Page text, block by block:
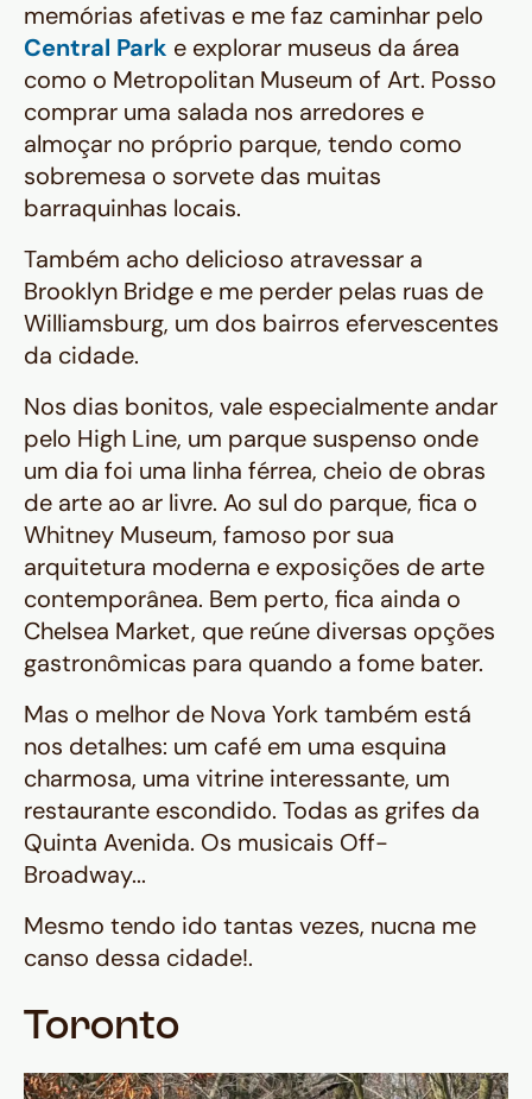
memórias afetivas e me faz caminhar pelo
Central Park e explorar museus da área
como o Metropolitan Museum of Art. Posso
comprar uma salada nos arredores e
almoçar no próprio parque, tendo como
sobremesa o sorvete das muitas
barraquinhas locais.
Também acho delicioso atravessar a
Brooklyn Bridge e me perder pelas ruas de
Williamsburg, um dos bairros efervescentes
da cidade.
Nos dias bonitos, vale especialmente andar
pelo High Line, um parque suspenso onde
um dia foi uma linha férrea, cheio de obras
de arte ao ar livre. Ao sul do parque, fica o
Whitney Museum, famoso por sua
arquitetura moderna e exposições de arte
contemporânea. Bem perto, fica ainda o
Chelsea Market, que reúne diversas opções
gastronômicas para quando a fome bater.
Mas o melhor de Nova York também está
nos detalhes: um café em uma esquina
charmosa, uma vitrine interessante, um
restaurante escondido. Todas as grifes da
Quinta Avenida. Os musicais Off-
Broadway...
Mesmo tendo ido tantas vezes, nucna me
canso dessa cidade!.
Toronto